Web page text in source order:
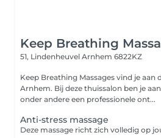
Keep Breathing
51, Lindenheuvel Arnhem 6822KZ
Keep Breathing Massages vind je aan
Arnhem. Bij deze thuissalon ben je
onder andere een professionele ont...
Anti-stress massage